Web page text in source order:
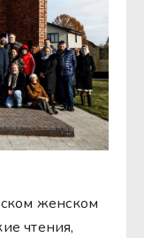
женском
чтения,